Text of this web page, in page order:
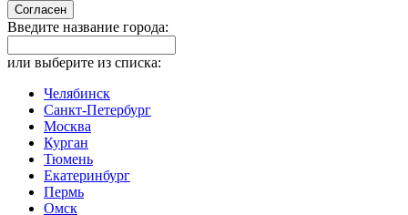
Согласен
Введите название города:
или выберите из списка:
Челябинск
Санкт-Петербург
Москва
Курган
Тюмень
Екатеринбург
Пермь
Омск